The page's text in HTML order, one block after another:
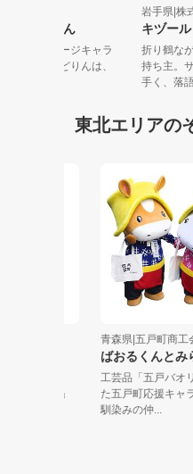
りん・みどりん
県企業局のイメージキャラ
ーみずりん・みどりんは、
岩手
キヅ
折り
持ち
手く
東北エリアの
青森県|五戸町商工会
ばおるくんとみら
工芸品「五戸バオリ」
た五戸町応援キャラク
馴染みの仲...